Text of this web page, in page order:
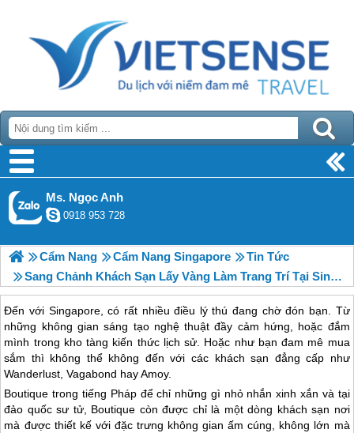
Ms. Ngọc Anh
0918 953 728
Cẩm Nang Cẩm Nang Singapore
Tin Tức
Sang Chảnh Khách Sạn Lấy Vàng Làm Trang Trí Tại Singapore
Đến với Singapore, có rất nhiều điều lý thú đang chờ đón bạn. Từ
những không gian sáng tạo nghệ thuật đầy cảm hứng, hoặc đắm
mình trong kho tàng kiến thức lịch sử. Hoặc như bạn đam mê mua
sắm thì không thể không đến với các khách sạn đẳng cấp như
Wanderlust, Vagabond hay Amoy.
Boutique trong tiếng Pháp để chỉ những gì nhỏ nhắn xinh xắn và tại
đảo quốc sư tử, Boutique còn được chỉ là một dòng khách sạn nơi
mà được thiết kế với đặc trưng không gian ấm cúng, không lớn mà